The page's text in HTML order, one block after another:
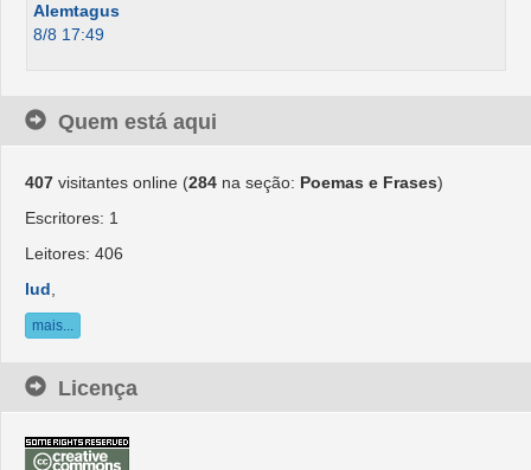
Alemtagus
8/8 17:49
Quem está aqui
407 visitantes online (284 na seção: Poemas e Frases)
Escritores: 1
Leitores: 406
lud
mais...
Licença